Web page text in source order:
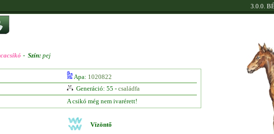
3.0.0.
- Szín: pej
Apa: 1020822
Generáció: 55 - családfa
A csikó még nem ivarérett!
Vízöntő